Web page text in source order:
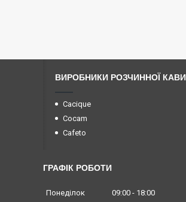
ВИРОБНИКИ РОЗЧИННОЇ КАВИ
Cacique
Cocam
Cafeto
ГРАФІК РОБОТИ
Понеділок 09:00 18:00